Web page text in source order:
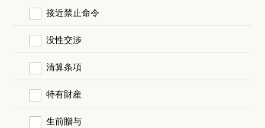
接近禁止命令
没性交渉
清算条項
特有財産
生前贈与